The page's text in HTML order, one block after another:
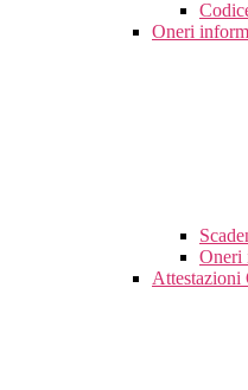
Oneri
Oneri
Attestazioni